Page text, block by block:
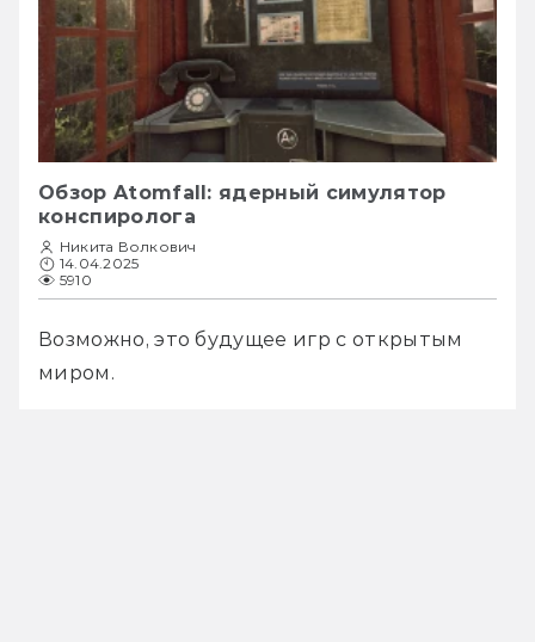
Обзор Atomfall: ядерный симулятор
конспиролога
Никита Волкович
14.04.2025
5910
Возможно, это будущее игр с открытым
миром.